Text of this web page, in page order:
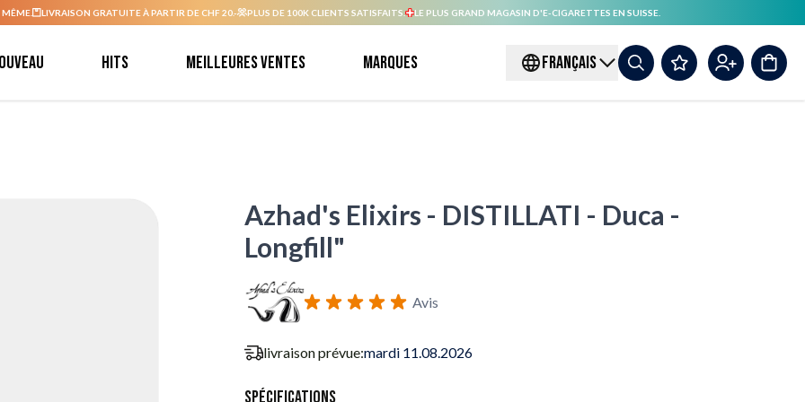
LIVRAISON GRATUITE À PARTIR DE CHF 20.- PLUS DE 100K CLIENTS SATISFAITS. LE PLUS GRAND MAGASIN D'E-CIGARETTES EN SUISSE.
Hits Meilleures ventes Marques FRANÇAIS
Azhad's Elixirs - DISTILLATI - Duca -
Longfill"
Avis
livraison prévue:mardi 11.08.2026
Spécifications